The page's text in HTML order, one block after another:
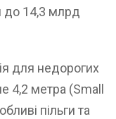
до 14,3 млрд
для недорогих
4,2 метра (Small
пільги та